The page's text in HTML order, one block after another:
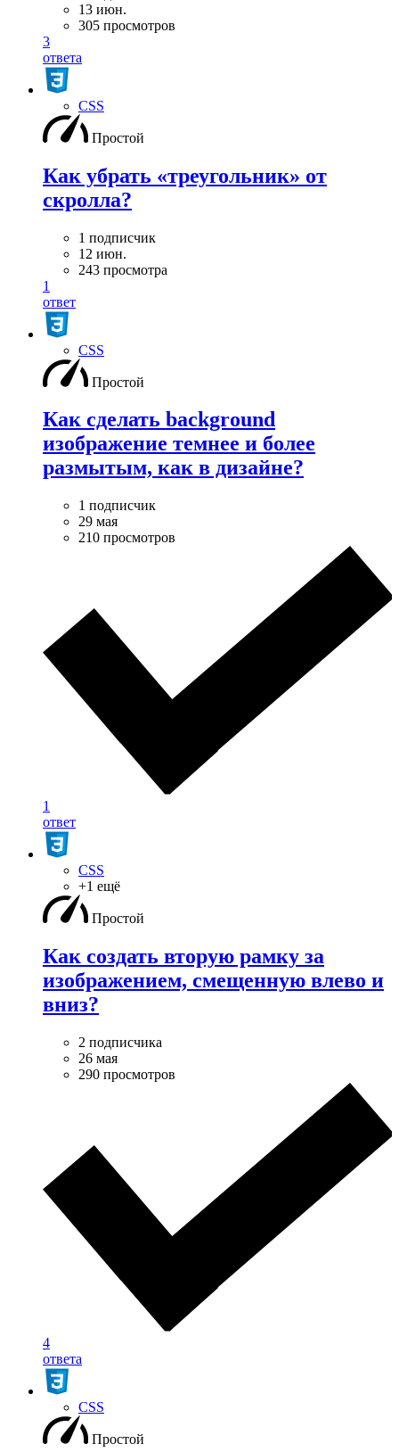
13 июн.
305 просмотров
3
ответа
CSS
Простой
Как убрать «треугольник» от
скролла?
1 подписчик
12 июн.
243 просмотра
1
ответ
CSS
Простой
Как сделать background
изображение темнее и более
размытым, как в дизайне?
1 подписчик
29 мая
210 просмотров
1
ответ
CSS
+1 ещё
Простой
Как создать вторую рамку за
изображением, смещенную влево и
вниз?
2 подписчика
26 мая
290 просмотров
4
ответа
CSS
Простой